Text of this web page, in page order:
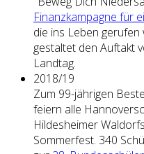
Finanzkampagne für
die ins Leben gerufen
gestaltet den Auftakt
Landtag.
2018/19
Zum 99-jährigen
feiern alle
Hildesheimer
Sommerfest. 340